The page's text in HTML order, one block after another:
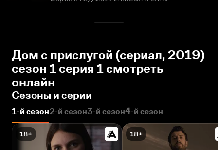
Дом с прислугой (сериал, 2019)
сезон 1 серия 1 смотреть
онлайн
Сезоны и серии
1-й сезон2-й сезон3-й сезон4-й сезон
18+ 18+